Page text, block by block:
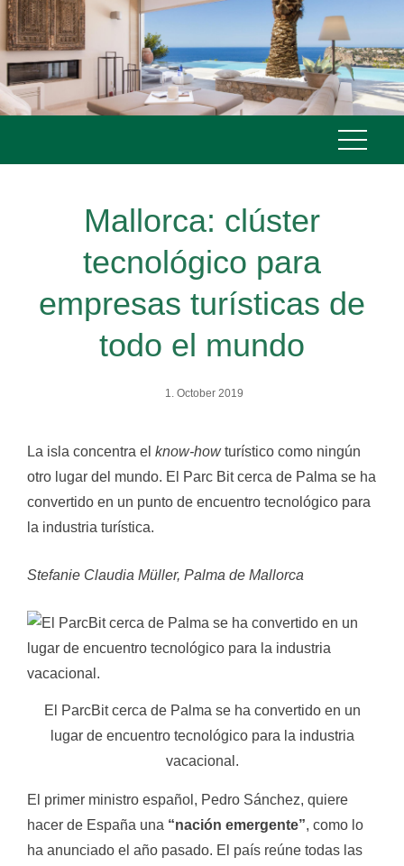
Skip
to
content
Mallorca: clúster
tecnológico para
empresas turísticas de
todo el mundo
1. October 2019
La isla concentra el know-howturístico como ningún
otro lugar del mundo. El Parc Bit cerca de Palma se ha
convertido en un punto de encuentro tecnológico para
la industria turística.
Stefanie Claudia Müller, Palma de Mallorca
El ParcBit cerca de Palma se ha convertido en un
lugar de encuentro tecnológico para la industria
vacacional.
El primer ministro español, Pedro Sánchez, quiere
hacer de España una “nación emergente”, como lo
ha anunciado el año pasado. El país reúne todas las